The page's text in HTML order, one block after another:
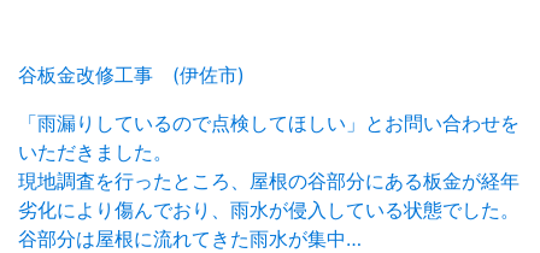
谷板金改修工事 (伊佐市)
「雨漏りしているので点検してほしい」とお問い合わせを
いただきました。
現地調査を行ったところ、屋根の谷部分にある板金が経年
劣化により傷んでおり、雨水が侵入している状態でした。
谷部分は屋根に流れてきた雨水が集中…